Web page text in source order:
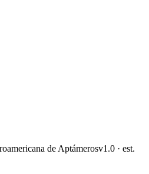
de Aptámerosv1.0 · est.